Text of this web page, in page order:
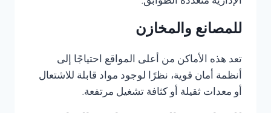
الإدارية متعددة الطوابق.
للمصانع والمخازن
تعد هذه الأماكن من أعلى المواقع احتياجًا إلى
أنظمة أمان قوية، نظرًا لوجود مواد قابلة للاشتعال
أو معدات ثقيلة أو كثافة تشغيل مرتفعة.